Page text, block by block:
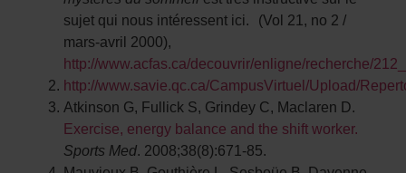
sujet qui nous intéressent ici. (Vol 21, no 2 /
mars-avril 2000),
http://www.acfas.ca/decouvrir/enligne/recherche/
http://www.savie.qc.ca/CampusVirtuel/Upload/
Atkinson G, Fullick S, Grindey C, Maclaren D.
Exercise, energy balance and the shift worker.
Sports Med. 2008;38(8):671-85.